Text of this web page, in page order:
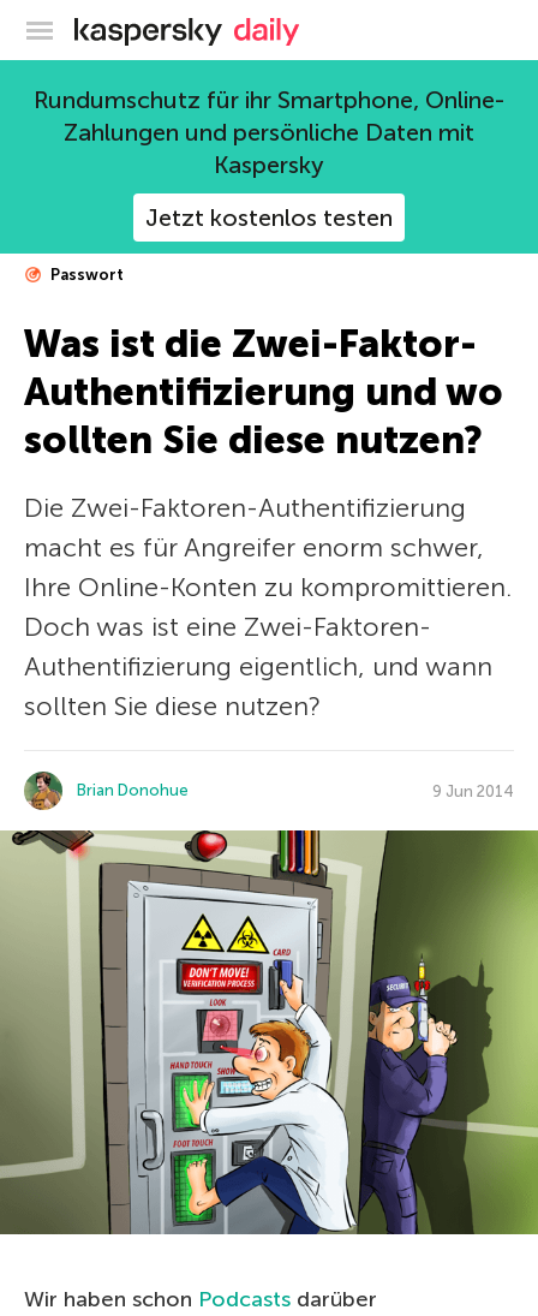
Offizieller Blog von Kaspersky
Rundumschutz für ihr Smartphone, Online-
Zahlungen und persönliche Daten mit
Kaspersky
Jetzt kostenlos testen
Passwort
Was ist die Zwei-Faktor-
Authentifizierung und wo
sollten Sie diese nutzen?
Die Zwei-Faktoren-Authentifizierung
macht es für Angreifer enorm schwer,
Ihre Online-Konten zu kompromittieren.
Doch was ist eine Zwei-Faktoren-
Authentifizierung eigentlich, und wann
sollten Sie diese nutzen?
Brian Donohue 9 Jun 2014
Wir haben schon Podcasts darüber